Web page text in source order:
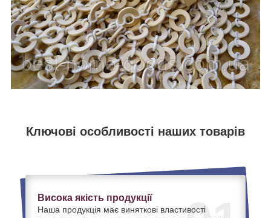
Ключові особливості наших товарів
Висока якість продукції
Наша продукція має виняткові властивості